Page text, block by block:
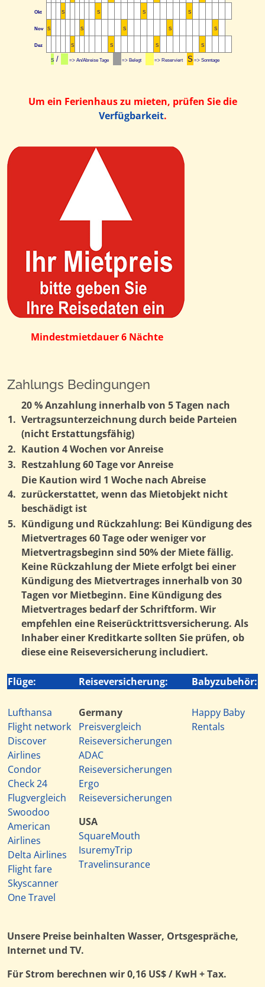
Okt S S S S
Nov S S S S S
Dez S S S S
S/ => An/Abreise Tage => Belegt => Reserviert S => Sonntage
Um ein Ferienhaus zu mieten, prüfen Sie die
Verfügbarkeit.
Mindestmietdauer 6 Nächte
Zahlungs Bedingungen
1.
20 % Anzahlung innerhalb von 5 Tagen nach
Vertragsunterzeichnung durch beide Parteien
(nicht Erstattungsfähig)
2. Kaution 4 Wochen vor Anreise
3. Restzahlung 60 Tage vor Anreise
4.
Die Kaution wird 1 Woche nach Abreise
zurückerstattet, wenn das Mietobjekt nicht
beschädigt ist
5. Kündigung und Rückzahlung: Bei Kündigung des
Mietvertrages 60 Tage oder weniger vor
Mietvertragsbeginn sind 50% der Miete fällig.
Keine Rückzahlung der Miete erfolgt bei einer
Kündigung des Mietvertrages innerhalb von 30
Tagen vor Mietbeginn. Eine Kündigung des
Mietvertrages bedarf der Schriftform. Wir
empfehlen eine Reiserücktrittsversicherung. Als
Inhaber einer Kreditkarte sollten Sie prüfen, ob
diese eine Reiseversicherung includiert.
Flüge: Reiseversicherung: Babyzubehör:
Lufthansa
Flight network
Discover
Airlines
Condor
Check 24
Flugvergleich
Swoodoo
American
Airlines
Delta Airlines
Flight fare
Skyscanner
One Travel
Germany
Preisvergleich
Reiseversicherungen
ADAC
Reiseversicherungen
Ergo
Reiseversicherungen
USA
SquareMouth
IsuremyTrip
Travelinsurance
Happy Baby
Rentals
Unsere Preise beinhalten Wasser, Ortsgespräche,
Internet und TV.
Für Strom berechnen wir 0,16 US$ / KwH + Tax.